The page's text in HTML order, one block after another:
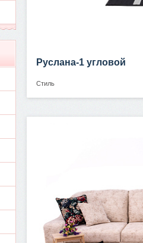
Руслана-1 угловой
Стиль